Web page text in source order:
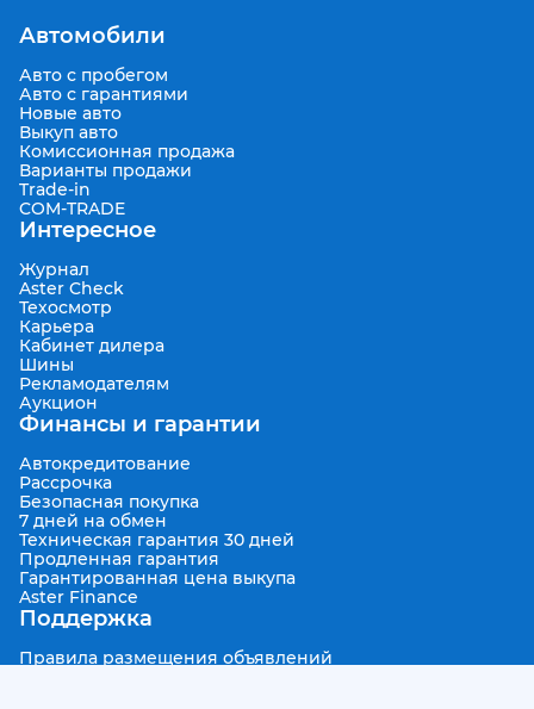
Автомобили
Авто с пробегом
Авто с гарантиями
Новые авто
Выкуп авто
Комиссионная продажа
Варианты продажи
Trade-in
COM-TRADE
Интересное
Журнал
Aster Check
Техосмотр
Карьера
Кабинет дилера
Шины
Рекламодателям
Аукцион
Финансы и гарантии
Автокредитование
Рассрочка
Безопасная покупка
7 дней на обмен
Техническая гарантия 30 дней
Продленная гарантия
Гарантированная цена выкупа
Aster Finance
Поддержка
Правила размещения объявлений